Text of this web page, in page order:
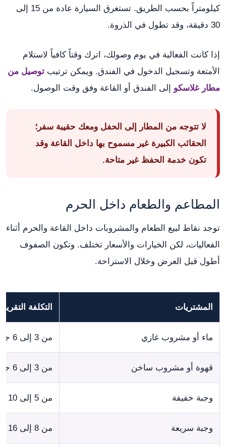
كيلومتراً بحسب الطريق. تستغرق السيارة عادة من 15 إلى
30 دقيقة، وقد تطول في الذروة.
إذا كانت الفعالية في يوم وصولك، اترك وقتاً كافياً لاستلام
الأمتعة وتسجيل الدخول في الفندق. ويمكن ترتيب توصيل من
مطار غلاسكو إلى الفندق أو القاعة وفق وقت الوصول.
لا تتوجه من المطار إلى الحفل ومعك حقيبة سفر؛
الحقائب الكبيرة غير مسموح بها داخل القاعة وقد
تكون خدمة الحفظ غير متاحة.
المطاعم والطعام داخل الحرم
توجد نقاط لبيع الطعام والمشروبات داخل القاعة والحرم أثناء
الفعاليات، لكن الخيارات والأسعار تختلف. وتكون الصفوف
أطول قبل العرض وخلال الاستراحة.
المشتريات التكلفة
ماء أو مشروب غازي من 3 إلى 6 جنيهات
قهوة أو مشروب ساخن من 3 إلى 6 جنيهات
وجبة خفيفة من 5 إلى 10 جنيهات
وجبة سريعة من 8 إلى 16 جنيهاً